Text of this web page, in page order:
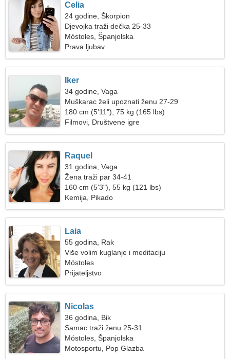
Celia
24 godine, Škorpion
Djevojka traži dečka 25-33
Móstoles, Španjolska
Prava ljubav
Iker
34 godine, Vaga
Muškarac želi upoznati ženu 27-29
180 cm (5'11"), 75 kg (165 lbs)
Filmovi, Društvene igre
Raquel
31 godina, Vaga
Žena traži par 34-41
160 cm (5'3"), 55 kg (121 lbs)
Kemija, Pikado
Laia
55 godina, Rak
Više volim kuglanje i meditaciju
Móstoles
Prijateljstvo
Nicolas
36 godina, Bik
Samac traži ženu 25-31
Móstoles, Španjolska
Motosportu, Pop Glazba